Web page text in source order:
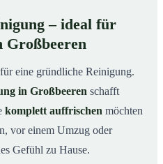
– ideal für
Großbeeren
eine gründliche Reinigung.
in Großbeeren schafft
komplett auffrischen möchten
vor einem Umzug oder
Gefühl zu Hause.